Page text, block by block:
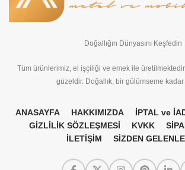
Doğallığın Dünyasını Keşfedin
Tüm ürünlerimiz, el işçiliği ve emek ile
güzeldir. Doğallık, bir gülümseme
ANASAYFA HAKKIMIZDA
İPTAL ve
GİZLİLİK SÖZLEŞMESİ
KVKK
İLETİŞİM
SİZDEN